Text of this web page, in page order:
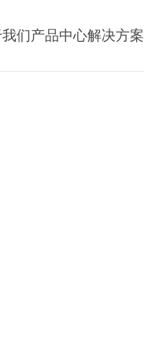
们产品中心解决方案